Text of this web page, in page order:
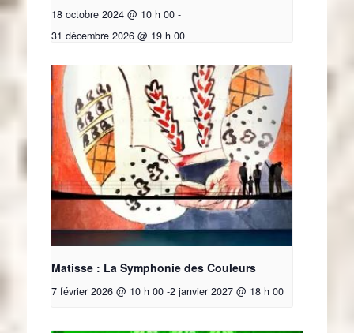
18 octobre 2024 @ 10 h 00 -
31 décembre 2026 @ 19 h 00
Matisse : La Symphonie des Couleurs
7 février 2026 @ 10 h 00 -2 janvier 2027 @ 18 h 00